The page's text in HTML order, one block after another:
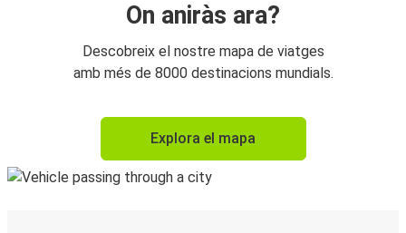
On aniràs ara?
Descobreix el nostre mapa de viatges
amb més de 8000 destinacions mundials.
Explora el mapa